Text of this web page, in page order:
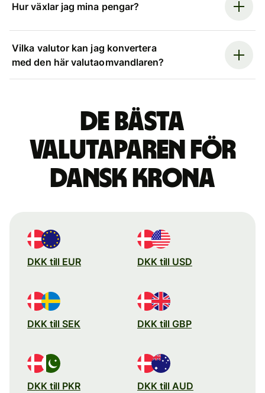
Hur växlar jag mina pengar?
Vilka valutor kan jag konvertera
med den här valutaomvandlaren?
De bästa
valutaparen för
dansk krona
DKK till EUR DKK till USD
DKK till SEK DKK till GBP
DKK till PKR DKK till AUD